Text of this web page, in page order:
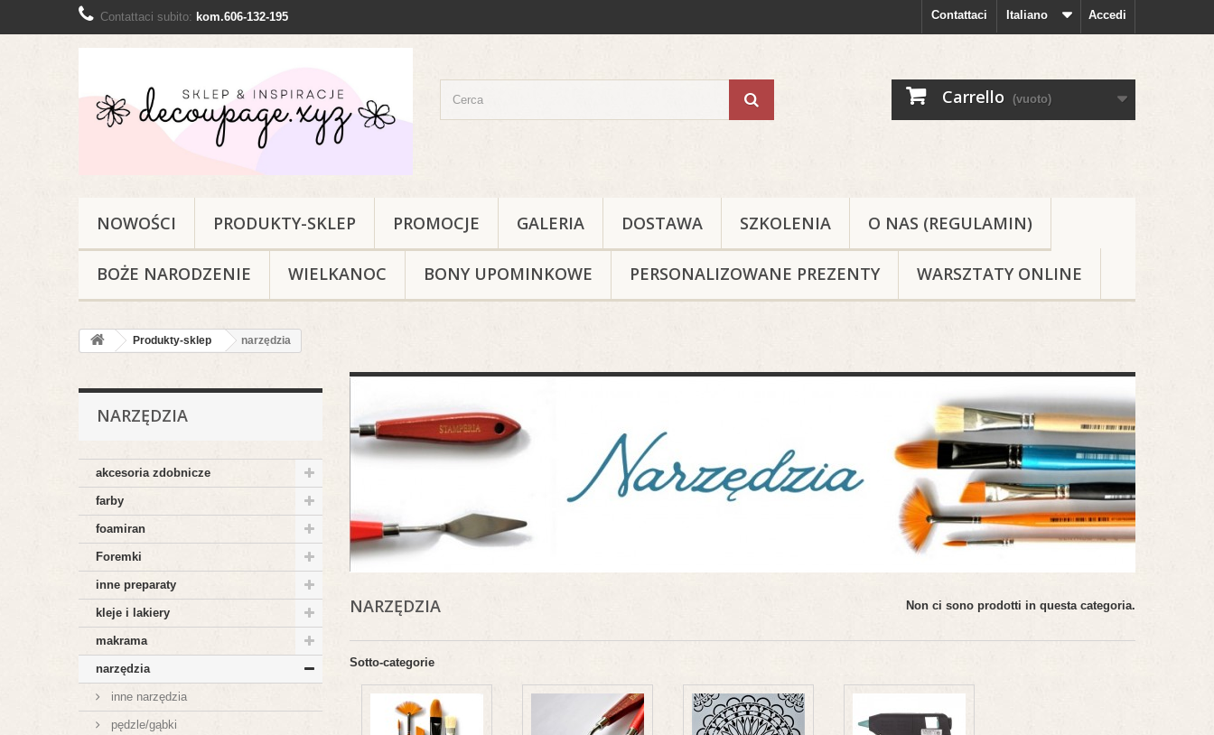
Accedi
Italiano
Contattaci
Contattaci subito: kom.606-132-195
Carrello (vuoto)
NOWOŚCI PRODUKTY-SKLEP PROMOCJE GALERIA DOSTAWA SZKOLENIA O NAS (REGULAMIN)
BOŻE NARODZENIE WIELKANOC BONY UPOMINKOWE PERSONALIZOWANE PREZENTY WARSZTATY ONLINE
Produkty-sklep narzędzia
NARZĘDZIA
akcesoria zdobnicze
farby
foamiran
Foremki
inne preparaty
kleje i lakiery
makrama
narzędzia
inne narzędzia
pędzle/gąbki
NARZĘDZIA Non ci sono prodotti in questa categoria.
Sotto-categorie